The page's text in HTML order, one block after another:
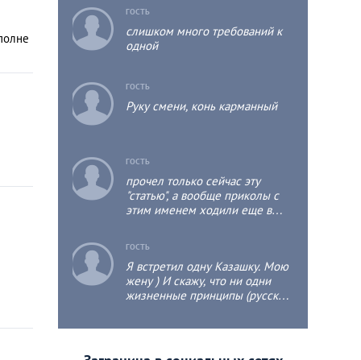
выходят за муж за итальянцев,
французов, турков. А эти
потрепыши заводят себе
по прежнему на тусе, а дома
чисто.
c ГОСТЬ
слишком много требований к
одной
c ГОСТЬ
Руку смени, конь карманный
c ГОСТЬ
прочел только сейчас эту
"статью", а вообще приколы с
этим именем ходили еще в
удостооверения
c ГОСТЬ
Я встретил одну Казашку. Мою
жену ) И скажу, что ни одни
жизненные принципы (русской